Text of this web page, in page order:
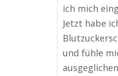
ich mich
Jetzt habe
und fühle